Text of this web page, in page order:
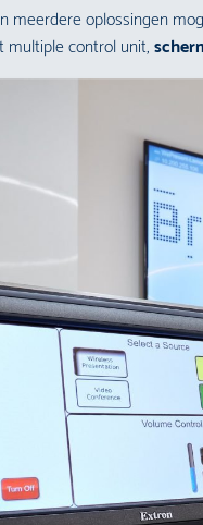
oplossingen
multiple control unit,